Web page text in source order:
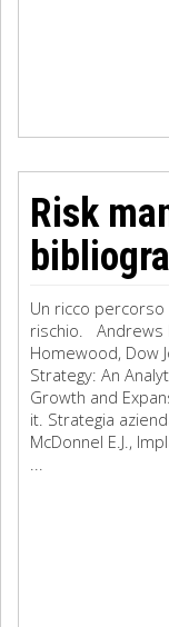
Risk
Un ricco
rischio. Andrews
Homewood, Dow
Strategy: An
Growth and
it. Strategia
McDonnel E.J.,
...